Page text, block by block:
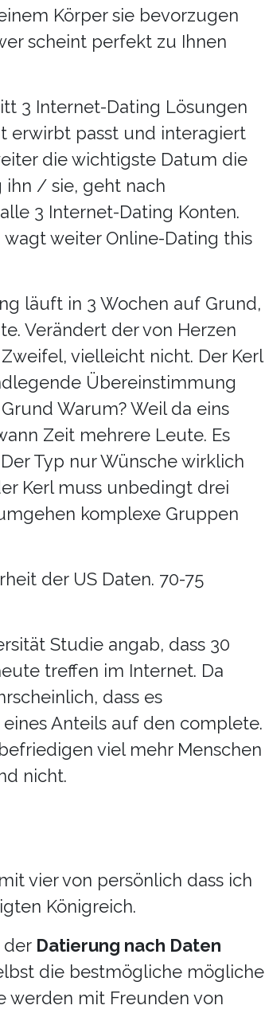
Körper sie bevorzugen
scheint perfekt zu Ihnen
3 Internet-Dating Lösungen
erwirbt passt und interagiert
die wichtigste Datum die
ihn / sie, geht nach
3 Internet-Dating Konten.
weiter Online-Dating this
läuft in 3 Wochen auf Grund,
Verändert der von Herzen
vielleicht nicht. Der Kerl
Übereinstimmung
Warum? Weil da eins
Zeit mehrere Leute. Es
Typ nur Wünsche wirklich
Kerl muss unbedingt drei
komplexe Gruppen
der US Daten. 70-75
Studie angab, dass 30
treffen im Internet. Da
dass es
Anteils auf den complete.
viel mehr Menschen
nicht.
vier von persönlich dass ich
Königreich.
der Datierung nach Daten
die bestmögliche mögliche
werden mit Freunden von